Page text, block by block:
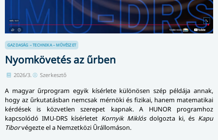
GAZDASÁG – TECHNIKA – MŰVÉSZET
Nyomkövetés az űrben
2026/3. Szerkesztő
A magyar űrprogram egyik kísérlete különösen szép példája annak,
hogy az űrkutatásban nemcsak mérnöki és fizikai, hanem matematikai
kérdések is közvetlen szerepet kapnak. A HUNOR programhoz
kapcsolódó IMU-DRS kísérletet Kornyik Miklósdolgozta ki, és Kapu
Tiborvégezte el a Nemzetközi Űrállomáson.